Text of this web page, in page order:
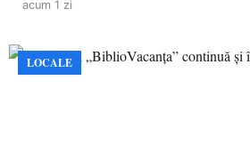
acum 1 zi
LOCALE